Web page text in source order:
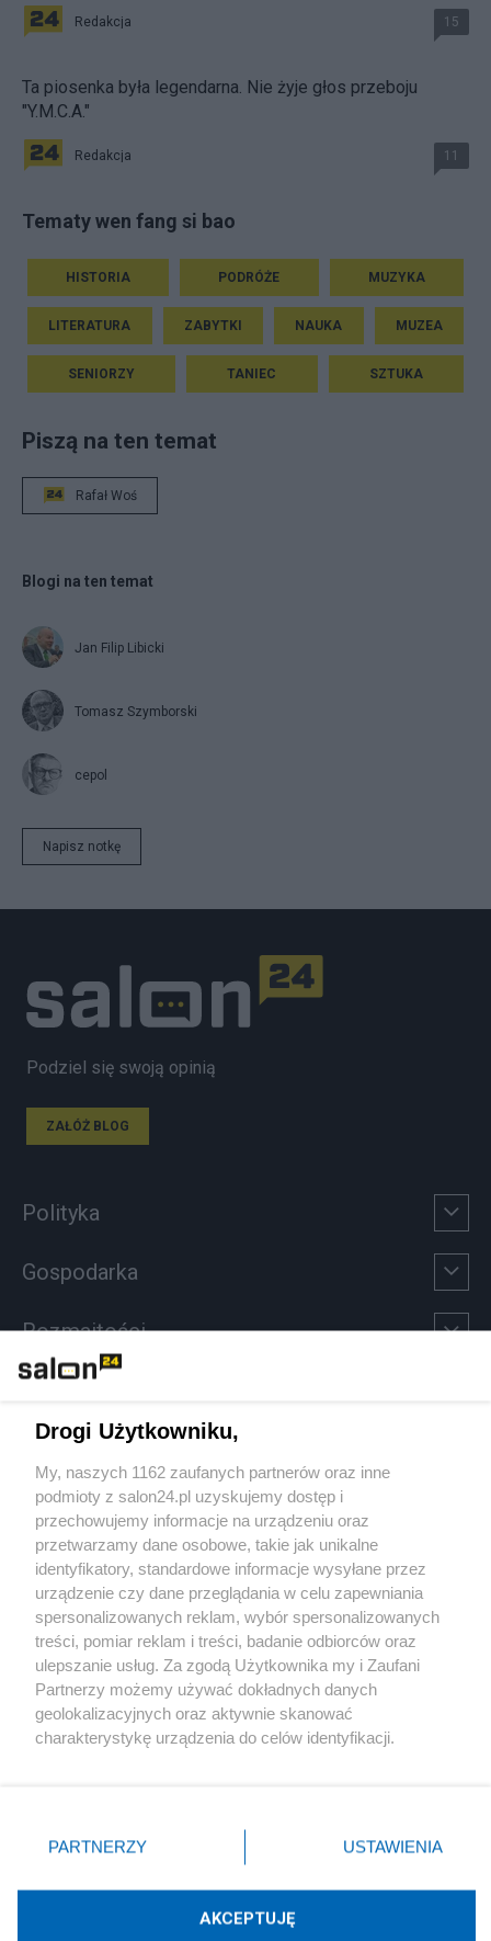
Redakcja 15
Ta piosenka była legendarna. Nie żyje głos przeboju
"Y.M.C.A."
Redakcja 11
Tematy wen fang si bao
HISTORIA PODRÓŻE MUZYKA
LITERATURA ZABYTKI NAUKA MUZEA
SENIORZY TANIEC SZTUKA
Piszą na ten temat
Rafał Woś
Blogi na ten temat
Jan Filip Libicki
Tomasz Szymborski
cepol
Napisz notkę
Podziel się swoją opinią
ZAŁÓŻ BLOG
Polityka
Gospodarka
Rozmaitości
Sport
Społeczeństwo
Kultura
X Facebook Instagram Youtube
Drogi Użytkowniku,
My, naszych 1162 zaufanych partnerów oraz inne
podmioty z salon24.pl uzyskujemy dostęp i
przechowujemy informacje na urządzeniu oraz
przetwarzamy dane osobowe, takie jak unikalne
identyfikatory, standardowe informacje wysyłane przez
urządzenie czy dane przeglądania w celu zapewniania
spersonalizowanych reklam, wybór spersonalizowanych
treści, pomiar reklam i treści, badanie odbiorców oraz
ulepszanie usług. Za zgodą Użytkownika my i Zaufani
Partnerzy możemy używać dokładnych danych
geolokalizacyjnych oraz aktywnie skanować
charakterystykę urządzenia do celów identyfikacji.
zmienić/wycofać klikając przycisk ustawień prywatności
znajdujący się w lewym dolnym rogu strony
rodzaje przetwarzania danych nie wymagają zgody
użytkownika, ale masz prawo sprzeciwić się takiemu
przetwarzaniu. Preferencje będą miały zastosowania tylko
PARTNERZY USTAWIENIA
AKCEPTUJĘ